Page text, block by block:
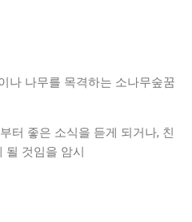
나 나무를 목격하는 소나무숲꿈
터 좋은 소식을 듣게 되거나, 친
될 것임을 암시